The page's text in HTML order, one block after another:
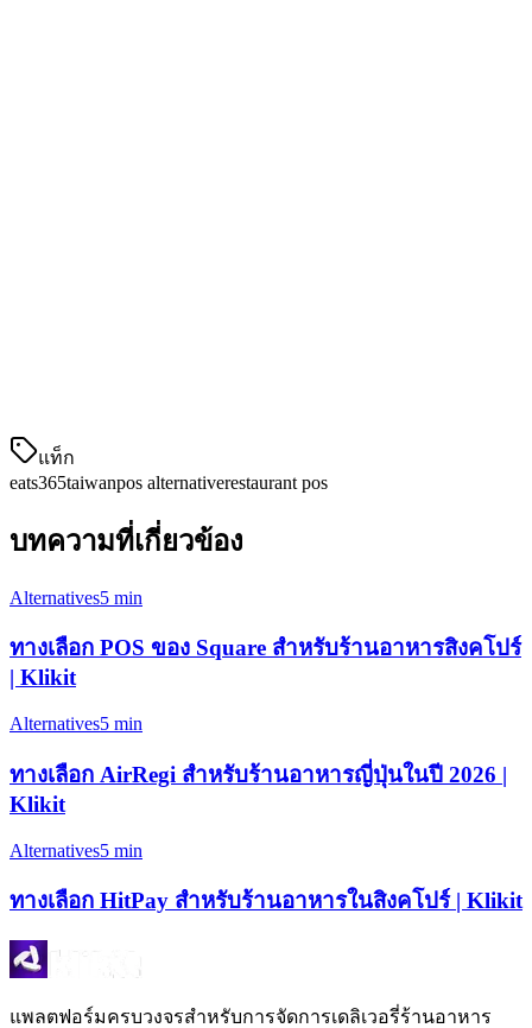
แท็ก
eats365taiwanpos alternativerestaurant pos
บทความที่เกี่ยวข้อง
Alternatives5 min
ทางเลือก POS ของ Square สำหรับร้านอาหารสิงคโปร์
| Klikit
Alternatives5 min
ทางเลือก AirRegi สำหรับร้านอาหารญี่ปุ่นในปี 2026 |
Klikit
Alternatives5 min
ทางเลือก HitPay สำหรับร้านอาหารในสิงคโปร์ | Klikit
แพลตฟอร์มครบวงจรสำหรับการจัดการเดลิเวอรี่ร้านอาหาร